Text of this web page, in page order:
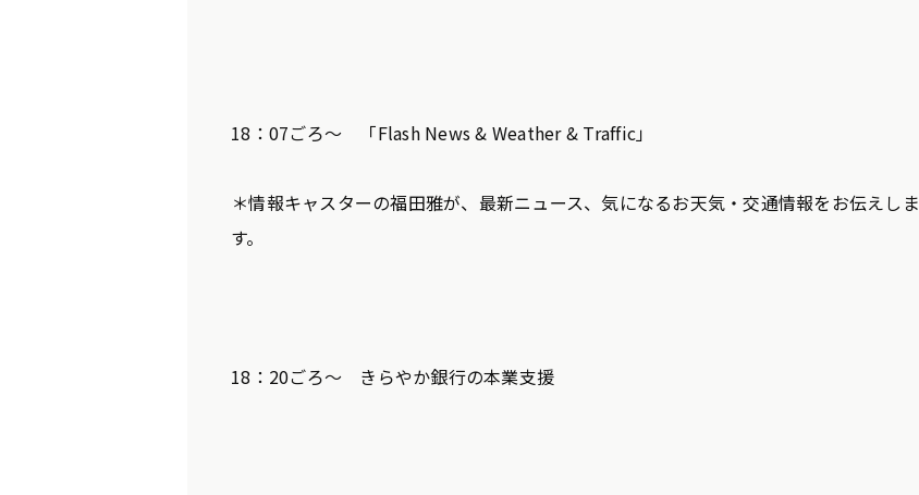
18：07ごろ～ 「Flash News & Weather & Traffic」
＊情報キャスターの福田雅が、最新ニュース、気になるお天気・交通情報をお伝えしま
す。
18：20ごろ～ きらやか銀行の本業支援